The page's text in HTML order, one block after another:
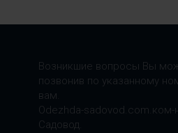
Возникшие вопросы Вы
позвонив по указанному
вам.
Odezhda-
Садовод.